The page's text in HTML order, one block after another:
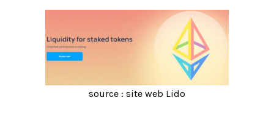
source : site web Lido